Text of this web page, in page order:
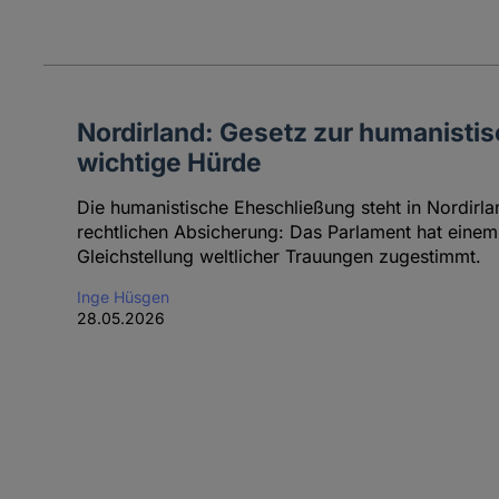
Nordirland: Gesetz zur
wichtige Hürde
Die humanistische Eheschließung steht in
rechtlichen Absicherung: Das Parlament hat
Gleichstellung weltlicher Trauungen zugestimmt.
Inge Hüsgen
28.05.2026